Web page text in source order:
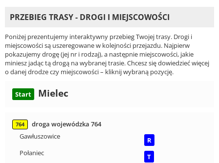
PRZEBIEG TRASY - DROGI I MIEJSCOWOŚCI
Poniżej prezentujemy interaktywny przebieg Twojej trasy. Drogi i
miejscowości są uszeregowane w kolejności przejazdu. Najpierw
pokazujemy drogę (jej nr i rodzaj), a następnie miejscowości, jakie
miniesz jadąc tą drogą na wybranej trasie. Chcesz się dowiedzieć więcej
o danej drodze czy miejscowości – kliknij wybraną pozycję.
Start Mielec
764
droga wojewódzka 764
Gawłuszowice
R
Połaniec
T